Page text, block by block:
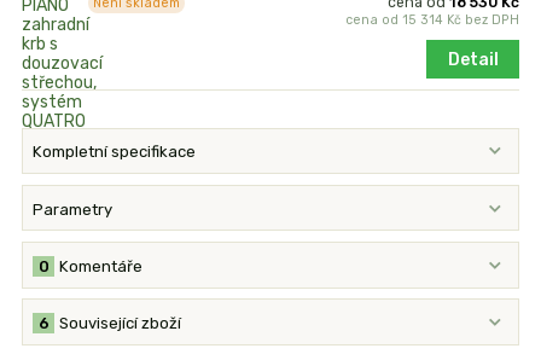
cena od15 314 Kč bez DPH
Detail
Kompletní specifikace
Parametry
Komentáře
0
Související zboží
6